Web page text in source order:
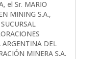
el Sr. MARIO
MINING S.A.,
ARGENTINA DEL
MINERA S.A.